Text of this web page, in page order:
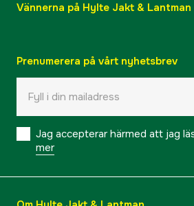
Vännerna på Hylte Jakt & Lantman
Prenumerera på vårt nyhetsbrev
Jag accepterar härmed att jag
mer